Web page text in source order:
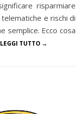
risparmiare
e rischi di
semplice. Ecco cosa
LEGGI TUTTO